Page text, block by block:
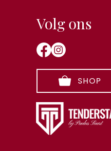
Volg ons
SHOP